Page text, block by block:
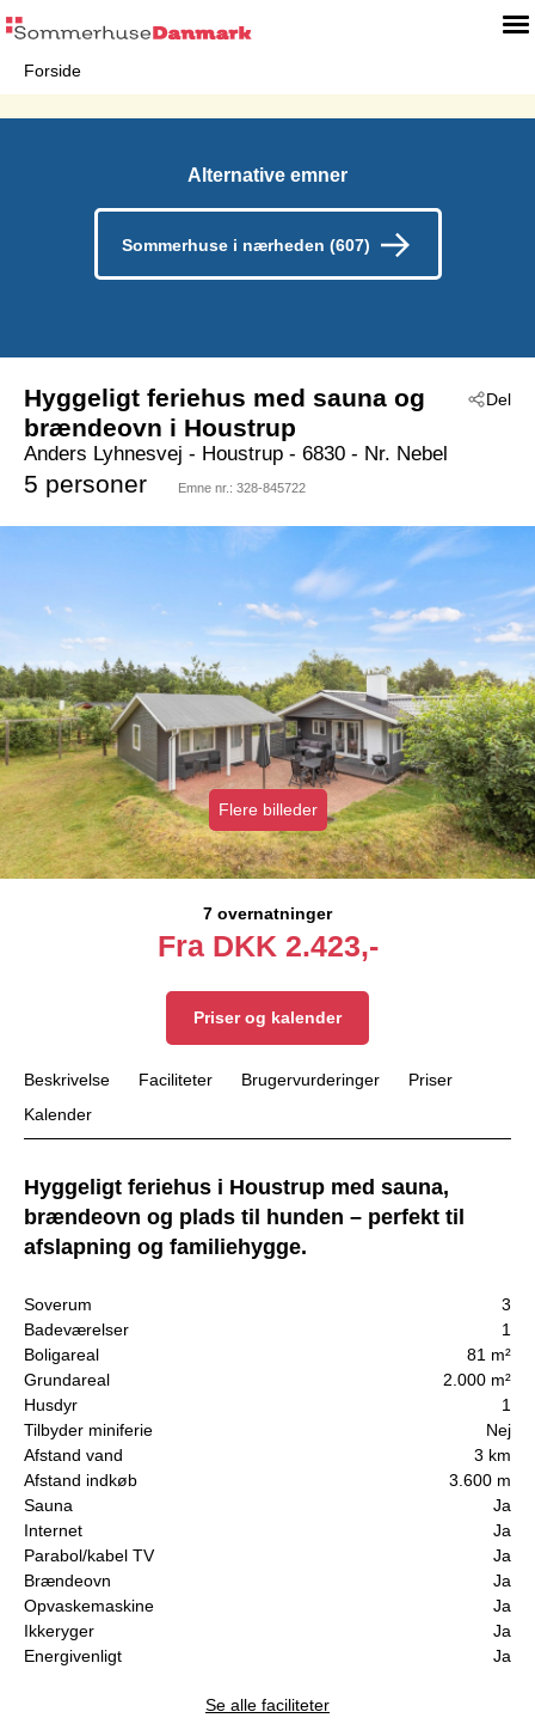
Forside
Alternative emner
Sommerhuse i nærheden (607)
Del
Hyggeligt feriehus med sauna og
brændeovn i Houstrup
Anders Lyhnesvej - Houstrup - 6830 - Nr. Nebel
5 personer Emne nr.: 328-845722
Flere billeder
7 overnatninger
Fra DKK 2.423,-
Priser og kalender
Beskrivelse Faciliteter Brugervurderinger
Priser
Kalender
Hyggeligt feriehus i Houstrup med sauna,
brændeovn og plads til hunden – perfekt til
afslapning og familiehygge.
Soverum
3
Badeværelser
1
Boligareal
81 m²
Grundareal
2.000 m²
Husdyr
1
Tilbyder miniferie
Nej
Afstand vand
3 km
Afstand indkøb
3.600 m
Sauna
Ja
Internet
Ja
Parabol/kabel TV
Ja
Brændeovn
Ja
Opvaskemaskine
Ja
Ikkeryger
Ja
Energivenligt
Ja
Se alle faciliteter